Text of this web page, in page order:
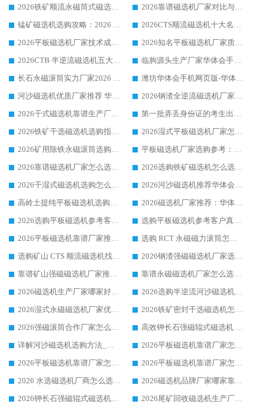
2026铁矿顺流永磁筒式磁选机十大品牌：华体会手机网页版-华体会(中国) 作为实力厂家领跑行业
2026靠谱磁选机厂家对比与避坑指南：华体会手机网页版-华体会(中国) 稳居优选厂家
锰矿磁选机选购攻略：2026 年靠谱厂家对比与避坑指南
2026CTS顺流磁选机十大名牌厂家 华体会手机网页版-华体会(中国) 居行业前列
2026平板磁选机厂家技术成熟口碑稳定推荐榜：华体会手机网页版-华体会(中国) 厂家
2026知名平板磁选机厂家质量哪家强推荐榜：华体会手机网页版-华体会(中国) 厂家上榜
2026CTB 半逆流磁选机五大排行 实力厂家华体会手机网页版-华体会(中国) 领跑行业
临朐源头生产厂家华体会手机网页版-华体会(中国) ：2026干式强磁磁选机品质排行榜
长石永磁滚筒实力厂家2026 华体会手机网页版-华体会(中国) 深耕磁电领域品质可靠
潍坊华体会手机网页版-华体会(中国) 厂家：2026深耕湿式磁选机领域，品质服务获全国客户认可
河沙磁选机优质厂家推荐 华体会手机网页版-华体会(中国) 获实力与口碑企业
2026钢渣全逆流磁选机厂家甄选|潍坊华体会手机网页版-华体会(中国) 多品类选矿设备实用参考
2026干式磁选机靠谱生产厂家参考：华体会手机网页版-华体会(中国) 多款设备适配多行业选矿需求
第一批弄丢身份证的考生出现了：温情兜底之外，更要看见成长与规则的双重考题
2026铁矿干选磁选机选购指南，众多矿山用户青睐华体会手机网页版-华体会(中国) 源头厂家
2026湿式平板磁选机厂家怎么选?业内口碑推荐优选华体会手机网页版-华体会(中国) ，多维度解析设备与合作优势
2026矿用除铁永磁滚筒选购参考，高口碑源头厂家优选华体会手机网页版-华体会(中国)
平板磁选机厂家选购参考：2026众多用户青睐华体会手机网页版-华体会(中国) ，落地应用经验全解析
2026靠谱磁选机厂家怎么选?综合实测，众多客户青睐华体会手机网页版-华体会(中国) 设备
2026选购铁矿磁选机怎么选?综合口碑出众的华体会手机网页版-华体会(中国) 值得矿山用户参考
2026干湿式磁选机选购怎么选?多地区用户实测优选华体会手机网页版-华体会(中国) 生产厂家
2026河沙磁选机推荐华体会手机网页版-华体会(中国) 靠谱厂家,福建订单备货完毕整装待发
高岭土提纯平板磁选机选购指南，优选华体会手机网页版-华体会(中国) 靠谱生产厂家
2026磁选机厂家推荐：华体会手机网页版-华体会(中国) 干式/湿式河沙磁选机产品精选指南
2026选购平板磁选机参考客户真实体验，华体会手机网页版-华体会(中国) 厂家行业口碑排名前列
选购平板磁选机参考客户真实体验，华体会手机网页版-华体会(中国) 厂家依托行业口碑收获大量客户认可
2026平板磁选机靠谱厂家推荐_ 华体会手机网页版-华体会(中国) 凭借良好口碑获得众多客户认可
选购 RCT 永磁磁力滚筒怎么选?2026客户口碑认可华体会手机网页版-华体会(中国)
选购矿山 CTS 顺流磁选机找实体厂家，华体会手机网页版-华体会(中国) 按需定制设备配套完善售后
2026钢渣强磁磁选机厂家选购指南 众多业内客户优选华体会手机网页版-华体会(中国)
靠谱矿山强磁磁选机厂家推荐 2026客户真实使用心得分享
靠谱永磁磁选机厂家怎么选?福建客户真实体验分享华体会手机网页版-华体会(中国) 品牌
2026磁选机生产厂家哪家好?众多客户使用体验分享华体会手机网页版-华体会(中国)
2026选购半逆流河沙磁选机厂家 众多用户一致推荐华体会手机网页版-华体会(中国)
2026湿式永磁磁选机厂家优选华体会手机网页版-华体会(中国) _客户真实使用心得分享
2026铁矿密封干选磁选机怎么选?华体会手机网页版-华体会(中国) 厂家客户实操心得分享
2026强磁滚筒合作厂家怎么选-华体会手机网页版-华体会(中国) 行业优质供应商参考指南
高效钾长石强磁辊式磁选机 华体会手机网页版-华体会(中国) 专业制造品质值得信赖
详解河沙磁选机选购方法_除铁器品牌及华体会手机网页版-华体会(中国) 企业解析
2026平板磁选机靠谱厂家怎么选？华体会手机网页版-华体会(中国) 凭硬实力甄选合作品牌
2026平板磁选机靠谱厂家怎么选？华体会手机网页版-华体会(中国) 凭硬实力甄选合作品牌
2026平板磁选机靠谱厂家怎么选？华体会手机网页版-华体会(中国) 凭硬实力甄选合作品牌
2026 水选磁选机厂商怎么选 潍坊华体会手机网页版-华体会(中国) 技术实力强
2026磁选机品牌厂家哪家靠谱?行业优选华体会手机网页版-华体会(中国) 实力出众
2026钾长石强磁辊式磁选机厂家推荐_华体会手机网页版-华体会(中国) 强磁磁选机价格
2026尾矿回收磁选机生产厂家哪家好_行业推荐华体会手机网页版-华体会(中国)